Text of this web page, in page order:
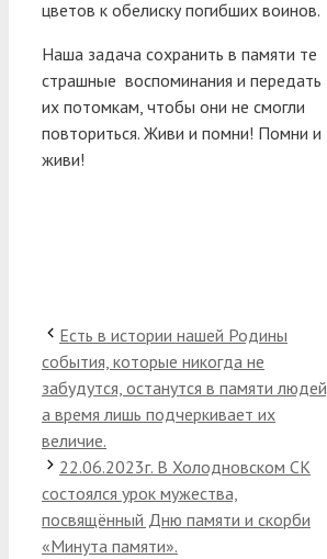
цветов к обелиску погибших воинов.
Наша задача сохранить в памяти те
страшные воспоминания и передать
их потомкам, чтобы они не смогли
повториться. Живи и помни! Помни и
живи!
Есть в истории нашей Родины
события, которые никогда не
забудутся, останутся в памяти людей,
а время лишь подчеркивает их
величие.
22.06.2023г. В Холодновском СК
состоялся урок мужества,
посвящённый Дню памяти и скорби
«Минута памяти».